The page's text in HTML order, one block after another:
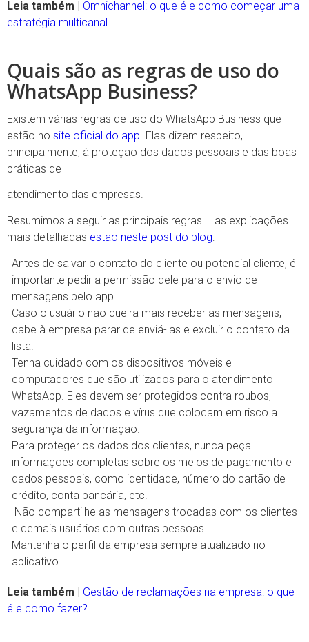
Leia também |
Omnichannel: o que é e como começar uma
estratégia multicanal
Quais são as regras de uso do
WhatsApp Business?
Existem várias regras de uso do WhatsApp Business que
estão no site oficial do app . Elas dizem respeito,
principalmente, à proteção dos dados pessoais e das boas
práticas de
atendimento das empresas.
Resumimos a seguir as principais regras – as explicações
mais detalhadas estão neste post do blog:
Antes de salvar o contato do cliente ou potencial cliente, é
importante pedir a permissão dele para o envio de
mensagens pelo app.
Caso o usuário não queira mais receber as mensagens,
cabe à empresa parar de enviá-las e excluir o contato da
lista.
Tenha cuidado com os dispositivos móveis e
computadores que são utilizados para o atendimento
WhatsApp. Eles devem ser protegidos contra roubos,
vazamentos de dados e vírus que colocam em risco a
segurança da informação.
Para proteger os dados dos clientes, nunca peça
informações completas sobre os meios de pagamento e
dados pessoais, como identidade, número do cartão de
crédito, conta bancária, etc.
Não compartilhe as mensagens trocadas com os clientes
e demais usuários com outras pessoas.
Mantenha o perfil da empresa sempre atualizado no
aplicativo.
Leia também | Gestão de reclamações na empresa: o que
é e como fazer?